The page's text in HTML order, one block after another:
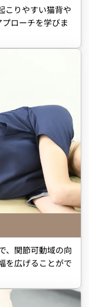
こりやすい猫背や
ローチを学びま
、関節可動域の向
を広げることがで